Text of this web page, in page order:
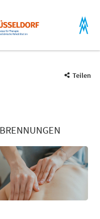
Teilen